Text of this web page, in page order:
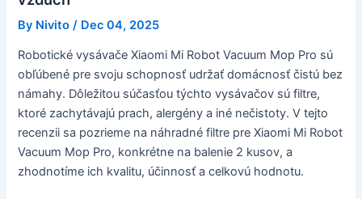
By Nivito / Dec 04, 2025
Robotické vysávače Xiaomi Mi Robot Vacuum Mop Pro sú
obľúbené pre svoju schopnosť udržať domácnosť čistú bez
námahy. Dôležitou súčasťou týchto vysávačov sú filtre,
ktoré zachytávajú prach, alergény a iné nečistoty. V tejto
recenzii sa pozrieme na náhradné filtre pre Xiaomi Mi Robot
Vacuum Mop Pro, konkrétne na balenie 2 kusov, a
zhodnotíme ich kvalitu, účinnosť a celkovú hodnotu.